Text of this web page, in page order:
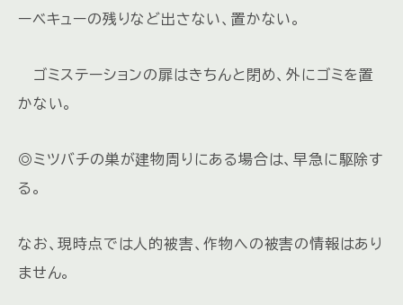
ーベキューの残りなど出さない、置かない。
ゴミステーションの扉はきちんと閉め、外にゴミを置
かない。
◎ミツバチの巣が建物周りにある場合は、早急に駆除す
る。
なお、現時点では人的被害、作物への被害の情報はあり
ません。